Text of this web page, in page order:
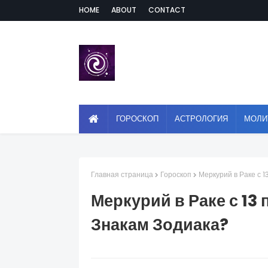
HOME ABOUT CONTACT
ГОРОСКОП АСТРОЛОГИЯ
Главная страница Гороскоп Меркурий в Раке с
Меркурий в Раке с
Знакам Зодиака?